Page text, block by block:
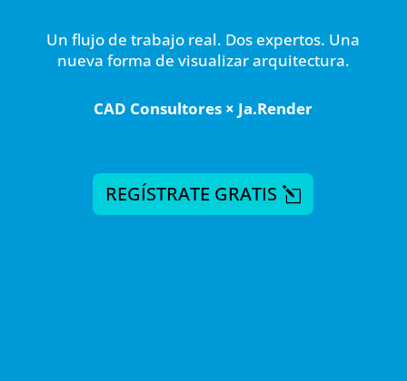
Un flujo de trabajo real. Dos expertos. Una
nueva forma de visualizar arquitectura.
CAD Consultores × Ja.Render
REGÍSTRATE GRATIS